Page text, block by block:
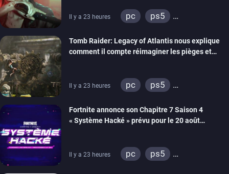
Il y a 23 heures pc
ps5
Tomb Raider: Legacy of Atlantis nous explique
comment il compte réimaginer les pièges et
Il y a 23 heures pc
ps5
Fortnite annonce son Chapitre 7 Saison 4
« Système Hacké » prévu pour le 20 août
Il y a 23 heures pc
ps5